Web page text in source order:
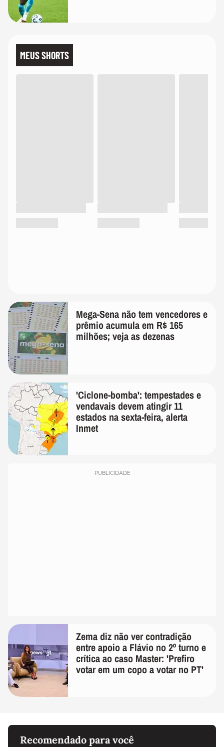
MEUS SHORTS
Mega-Sena não tem vencedores e
prêmio acumula em R$ 165
milhões; veja as dezenas
'Ciclone-bomba': tempestades e
vendavais devem atingir 11
estados na sexta-feira, alerta
Inmet
PUBLICIDADE
Zema diz não ver contradição
entre apoio a Flávio no 2º turno e
crítica ao caso Master: 'Prefiro
votar em um copo a votar no PT'
Recomendado para você